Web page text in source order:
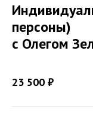
персоны)
с Олегом
23 500 ₽